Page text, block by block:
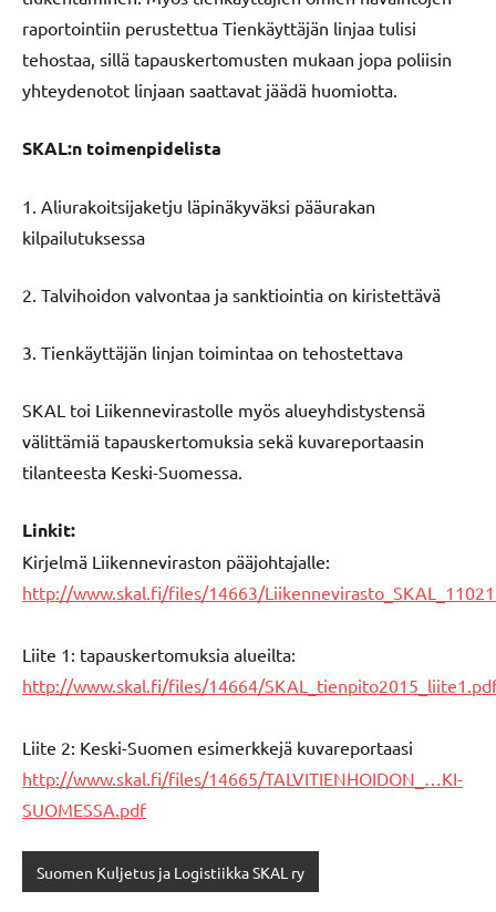
raportointiin perustettua Tienkäyttäjän linjaa tulisi
tehostaa, sillä tapauskertomusten mukaan jopa poliisin
yhteydenotot linjaan saattavat jäädä huomiotta.
SKAL:n toimenpidelista
1. Aliurakoitsijaketju läpinäkyväksi pääurakan
kilpailutuksessa
2. Talvihoidon valvontaa ja sanktiointia on kiristettävä
3. Tienkäyttäjän linjan toimintaa on tehostettava
SKAL toi Liikennevirastolle myös alueyhdistystensä
välittämiä tapauskertomuksia sekä kuvareportaasin
tilanteesta Keski-Suomessa.
Linkit:
Kirjelmä Liikenneviraston pääjohtajalle:
http://www.skal.fi/files/14663/
Liite 1: tapauskertomuksia alueilta:
http://www.skal.fi/files/14664/
Liite 2: Keski-Suomen esimerkkejä kuvareportaasi
http://www.skal.fi/files/14665/TALVITIENHOIDON_…KI-
SUOMESSA.pdf
Suomen Kuljetus ja Logistiikka SKAL ry